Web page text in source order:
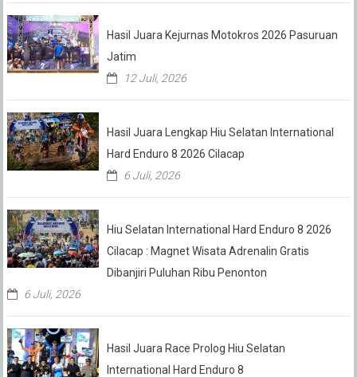
Hasil Juara Kejurnas Motokros 2026 Pasuruan
Jatim
12 Juli, 2026
Hasil Juara Lengkap Hiu Selatan International
Hard Enduro 8 2026 Cilacap
6 Juli, 2026
Hiu Selatan International Hard Enduro 8 2026
Cilacap : Magnet Wisata Adrenalin Gratis
Dibanjiri Puluhan Ribu Penonton
6 Juli, 2026
Hasil Juara Race Prolog Hiu Selatan
International Hard Enduro 8